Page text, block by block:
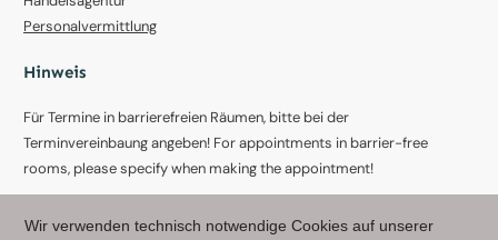
Personalvermittlung
Hinweis
Für Termine in barrierefreien Räumen, bitte bei der
Terminvereinbaung angeben! For appointments in barrier-free
rooms, please specify when making the appointment!
AGB - Allgemeine Geschäftsbedingungen
Wir verwenden technisch notwendige Cookies auf unserer